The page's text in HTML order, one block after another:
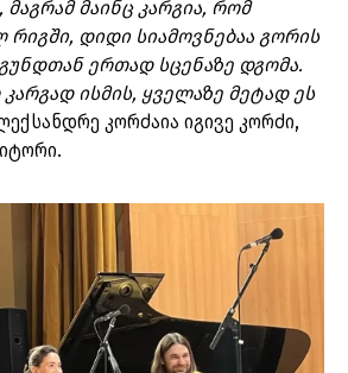
მაინც კარგია, რომ
რიგში, დიდი სიამოვნებაა გორის
ერთად სცენაზე დგომა.
ისმის, ყველაზე მეტად ეს
კორძაია იგივე კორძი,